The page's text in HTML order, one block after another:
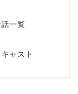
一覧
ャスト